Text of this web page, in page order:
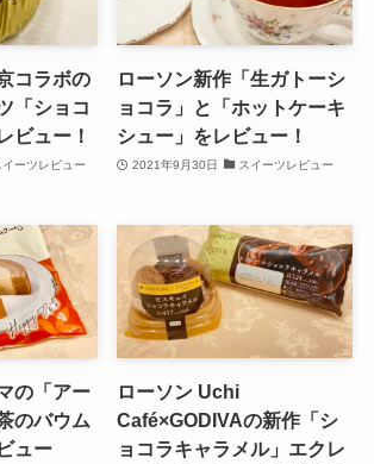
コラボの
「ショコ
ビュー！
イーツレビュー
ローソン新作「生ガトーシ
ョコラ」と「ホットケーキ
シュー」をレビュー！
2021年9月30日 スイーツレビュー
の「アー
のバウム
ュー
ローソン Uchi
Café×GODIVAの新作「シ
ョコラキャラメル」エクレ